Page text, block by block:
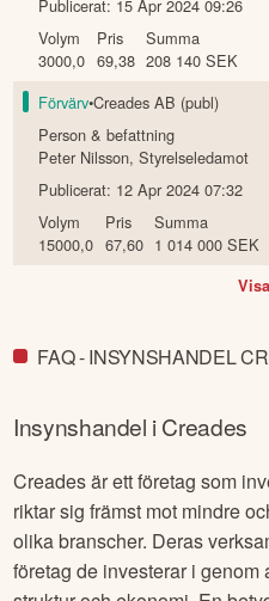
Publicerat: 15 Apr 2024 09:26
Volym
3000,0
Pris
69,38
Summa
208 140 SEK
Förvärv•Creades AB (publ)
Person & befattning
Peter Nilsson,Styrelseledamot
Publicerat: 12 Apr 2024 07:32
Volym
15000,0
Pris
67,60
Summa
1 014 000 SEK
FAQ - INSYNSHANDEL
Insynshandel iCreades
Creades är ett företag som
riktar sig främst mot mindre
olika branscher. Deras
företag de investerar i genom